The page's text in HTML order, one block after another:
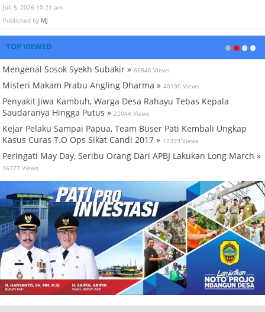
Juli 5, 2026 10:21 am
Published by MJ
TOP VIEWED
Mengenal Sosok Syekh Subakir » 66846 Views
Misteri Makam Prabu Angling Dharma » 40190 Views
Penyakit Jiwa Kambuh, Warga Desa Rahayu Tebas Kepala
Saudaranya Hingga Putus » 22044 Views
Kejar Pelaku Sampai Papua, Team Buser Pati Kembali Ungkap
Kasus Curas T.O Ops Sikat Candi 2017 » 17399 Views
Peringati May Day, Seribu Orang Dari APBJ Lakukan Long March »
16377 Views